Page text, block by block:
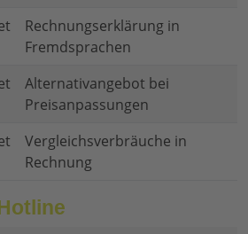
Rechnungserklärung in
Fremdsprachen
Alternativangebot bei
Preisanpassungen
Vergleichsverbräuche in
Rechnung